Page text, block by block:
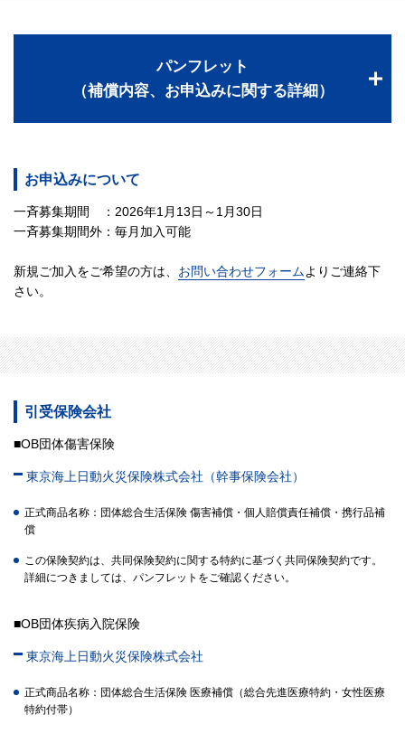
パンフレット
（補償内容、お申込みに関する詳細）
お申込みについて
一斉募集期間 ：2026年1月13日～1月30日
一斉募集期間外：毎月加入可能
新規ご加入をご希望の方は、 お問い合わせフォームよりご連絡下
さい。
引受保険会社
■OB団体傷害保険
東京海上日動火災保険株式会社（幹事保険会社）
正式商品名称：団体総合生活保険 傷害補償・個人賠償責任補償・携行品補
償
この保険契約は、共同保険契約に関する特約に基づく共同保険契約です。
詳細につきましては、パンフレットをご確認ください。
■OB団体疾病入院保険
東京海上日動火災保険株式会社
正式商品名称：団体総合生活保険 医療補償（総合先進医療特約・女性医療
特約付帯）